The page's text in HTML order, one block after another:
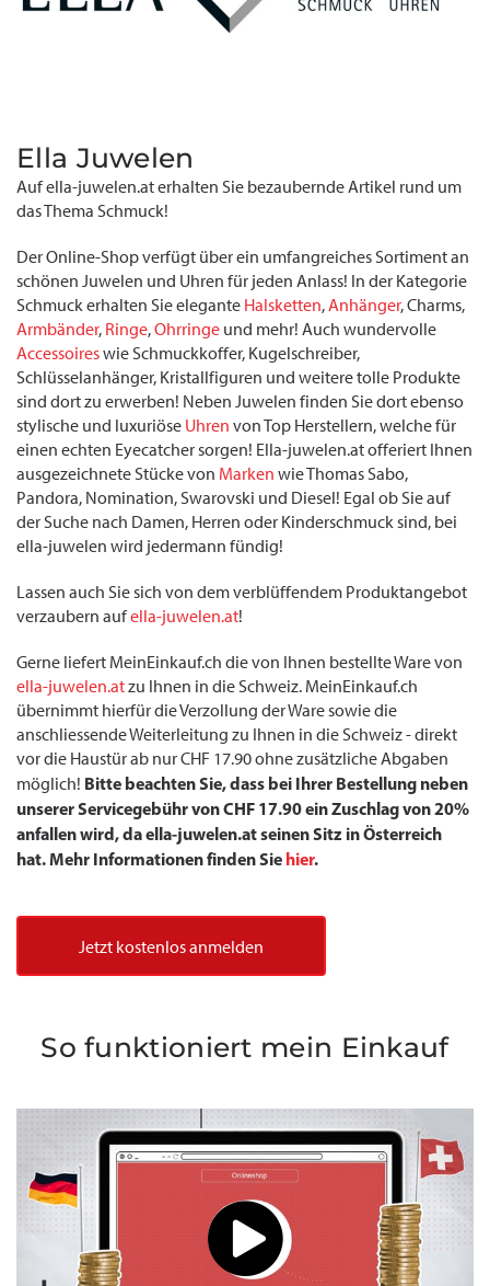
Ella Juwelen
Auf ella-juwelen.at erhalten Sie bezaubernde Artikel rund um
das Thema Schmuck!
Der Online-Shop verfügt über ein umfangreiches Sortiment an
schönen Juwelen und Uhren für jeden Anlass! In der Kategorie
Schmuck erhalten Sie elegante Halsketten,Anhänger, Charms,
Armbänder, Ringe,Ohrringe und mehr! Auch wundervolle
Accessoireswie Schmuckkoffer, Kugelschreiber,
Schlüsselanhänger, Kristallfiguren und weitere tolle Produkte
sind dort zu erwerben! Neben Juwelen finden Sie dort ebenso
stylische und luxuriöse Uhren von Top Herstellern, welche für
einen echten Eyecatcher sorgen! Ella-juwelen.at offeriert Ihnen
ausgezeichnete Stücke von Marken wie Thomas Sabo,
Pandora, Nomination, Swarovski und Diesel! Egal ob Sie auf
der Suche nach Damen, Herren oder Kinderschmuck sind, bei
ella-juwelen wird jedermann fündig!
Lassen auch Sie sich von dem verblüffendem Produktangebot
verzaubern aufella-juwelen.at!
Gerne liefert MeinEinkauf.ch die von Ihnen bestellte Ware von
ella-juwelen.atzu Ihnen in die Schweiz. MeinEinkauf.ch
übernimmt hierfür die Verzollung der Ware sowie die
anschliessende Weiterleitung zu Ihnen in die Schweiz - direkt
vor die Haustür ab nur CHF 17.90 ohne zusätzliche Abgaben
möglich! Bitte beachten Sie, dass bei Ihrer Bestellung neben
unserer Servicegebühr von CHF 17.90 ein Zuschlag von 20%
anfallen wird, da ella-juwelen.at seinen Sitz in Österreich
hat. Mehr Informationen finden Sie hier.
Jetzt kostenlos anmelden
So funktioniert mein Einkauf